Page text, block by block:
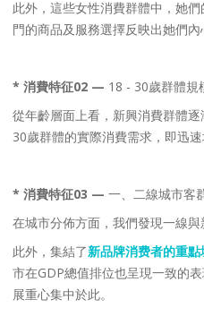
此外，這些女性消費群體中，她
門的商品及服務選擇反映出她們
* 消費特征02 — 18 - 30歲群體規
從年齡層面上看，新興消費群體
30歲群體的實際消費需求，即迅
* 消費特征03 — 一、二線城市客
在城市分佈方面，我們發現一線
此外，集結了新品牌消费者的重點
市在GDP總值排位也呈現一致的
展重心集中於此。